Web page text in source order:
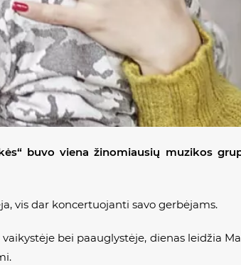
buvo viena žinomiausių muzikos
vis dar koncertuojanti savo gerbėjams.
bei paauglystėje, dienas leidžia